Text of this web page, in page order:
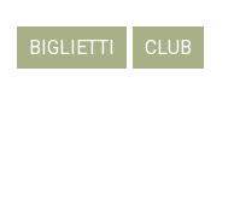
BIGLIETTI CLUB